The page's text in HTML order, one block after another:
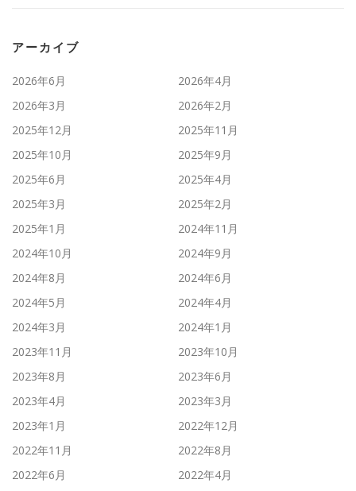
アーカイブ
2026年6月
2026年4月
2026年3月
2026年2月
2025年12月
2025年11月
2025年10月
2025年9月
2025年6月
2025年4月
2025年3月
2025年2月
2025年1月
2024年11月
2024年10月
2024年9月
2024年8月
2024年6月
2024年5月
2024年4月
2024年3月
2024年1月
2023年11月
2023年10月
2023年8月
2023年6月
2023年4月
2023年3月
2023年1月
2022年12月
2022年11月
2022年8月
2022年6月
2022年4月